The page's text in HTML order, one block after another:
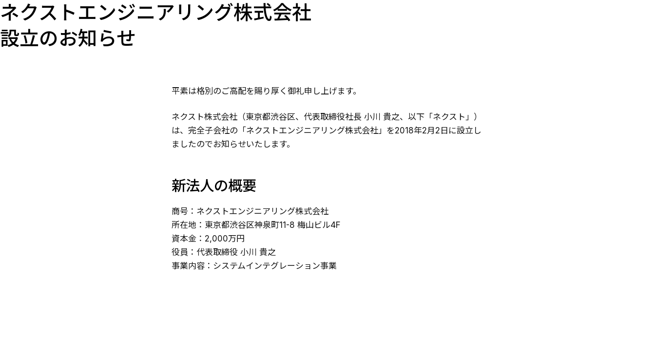
ネクストエンジニアリング株式会社
設立のお知らせ
平素は格別のご高配を賜り厚く御礼申し上げます。
ネクスト株式会社（東京都渋谷区、代表取締役社長 小川 貴之、以下「ネクスト」）
は、完全子会社の「ネクストエンジニアリング株式会社」を2018年2月2日に設立し
ましたのでお知らせいたします。
新法人の概要
商号：ネクストエンジニアリング株式会社
所在地：東京都渋谷区神泉町11-8 梅山ビル4F
資本金：2,000万円
役員：代表取締役 小川 貴之
事業内容：システムインテグレーション事業